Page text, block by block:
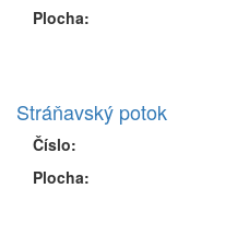
Plocha:
Stráňavský potok
Číslo:
Plocha: